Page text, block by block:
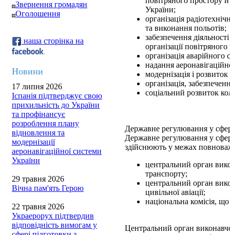
Звернення громадян
Оголошення
наша сторінка на
Новини
17 липня 2026
Іспанія підтверджує свою
прихильність до України
та профінансує
розроблення плану
відновлення та
модернізації
аеронавігаційної системи
України
29 травня 2026
Вічна пам'ять Герою
22 травня 2026
Украерорух підтвердив
відповідність вимогам у
України;
організація
та виконання польотів;
забезпечення
організації
організація
надання
модернізація і
організація,
соціальний розвиток
Державне регулювання у
Державне регулювання у
здійснюють у межах
центральний орган
транспорту;
центральний орган
цивільної авіації;
національна комісія,
Центральний орган